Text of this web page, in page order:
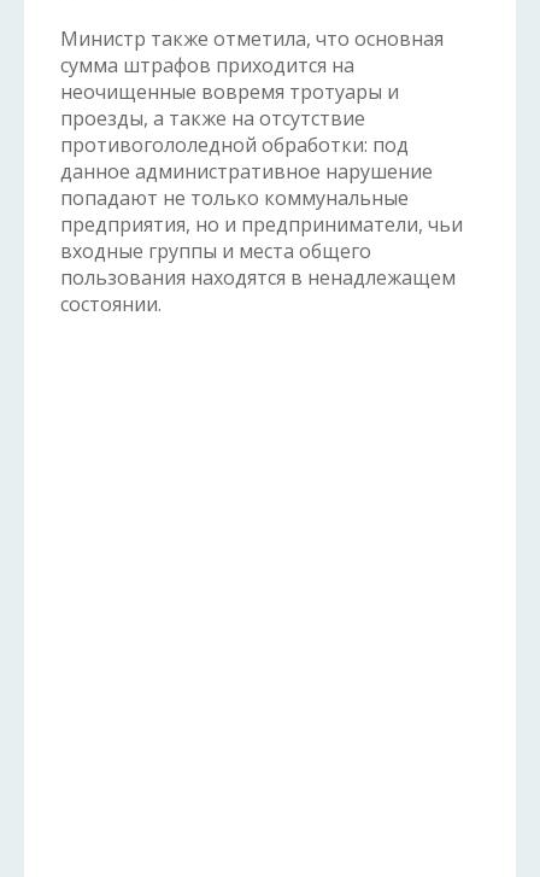
Министр также отметила, что основная
сумма штрафов приходится на
неочищенные вовремя тротуары и
проезды, а также на отсутствие
противогололедной обработки: под
данное административное нарушение
попадают не только коммунальные
предприятия, но и предприниматели, чьи
входные группы и места общего
пользования находятся в ненадлежащем
состоянии.